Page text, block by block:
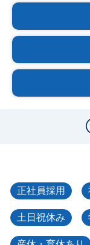
正社員採用
土日祝休み